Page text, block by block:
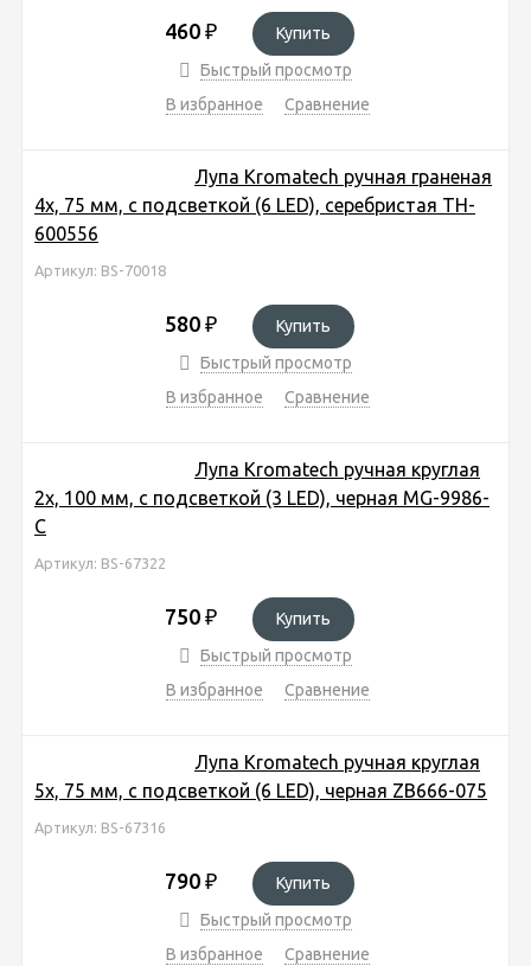
460 ₽
Купить
Быстрый просмотр
В избранное
Сравнение
Лупа Kromatech ручная граненая
4х, 75 мм, с подсветкой (6 LED), серебристая TH-
600556
Артикул: BS-70018
580 ₽
Купить
Быстрый просмотр
В избранное
Сравнение
Лупа Kromatech ручная круглая
2х, 100 мм, с подсветкой (3 LED), черная MG-9986-
C
Артикул: BS-67322
750 ₽
Купить
Быстрый просмотр
В избранное
Сравнение
Лупа Kromatech ручная круглая
5х, 75 мм, с подсветкой (6 LED), черная ZB666-075
Артикул: BS-67316
790 ₽
Купить
Быстрый просмотр
В избранное
Сравнение